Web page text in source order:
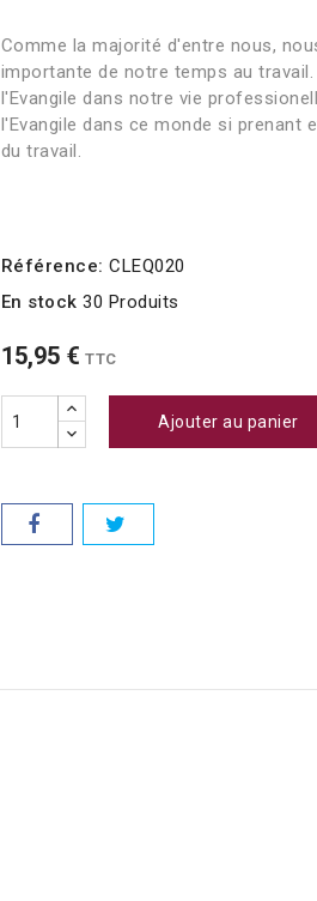
Comme la majorité d'entre nous,
importante de notre temps au
l'Evangile dans notre vie
l'Evangile dans ce monde si prenant
du travail.
Référence: CLEQ020
En stock 30 Produits
15,95 € TTC
Ajouter au panier